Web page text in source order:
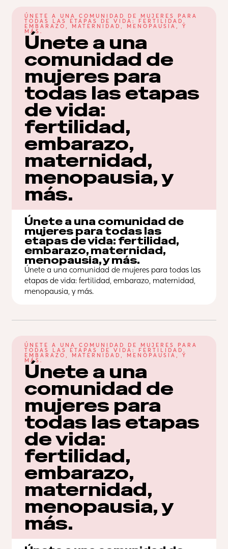
ÚNETE A UNA COMUNIDAD DE MUJERES PARA
TODAS LAS ETAPAS DE VIDA: FERTILIDAD,
EMBARAZO, MATERNIDAD, MENOPAUSIA, Y
MÁS.
Únete a una
comunidad de
mujeres para
todas las etapas
de vida:
fertilidad,
embarazo,
maternidad,
menopausia, y
más.
Únete a una comunidad de
mujeres para todas las
etapas de vida: fertilidad,
embarazo, maternidad,
menopausia, y más.
Únete a una comunidad de mujeres para todas las
etapas de vida: fertilidad, embarazo, maternidad,
menopausia, y más.
ÚNETE A UNA COMUNIDAD DE MUJERES PARA
TODAS LAS ETAPAS DE VIDA: FERTILIDAD,
EMBARAZO, MATERNIDAD, MENOPAUSIA, Y
MÁS.
Únete a una
comunidad de
mujeres para
todas las etapas
de vida:
fertilidad,
embarazo,
maternidad,
menopausia, y
más.